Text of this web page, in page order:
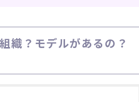
織？モデルがあるの？